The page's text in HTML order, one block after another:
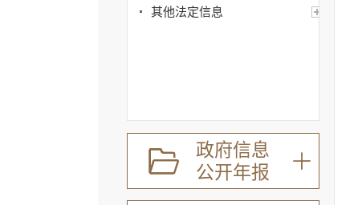
其他法定信息
政府信息
公开年报